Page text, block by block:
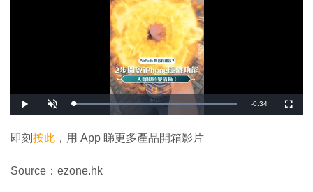
播
放
開
啟
載
:
1
剩
-0:34
全
螢
即刻 按此 ，用 App 睇更多產品開箱影片
Source：ezone.hk